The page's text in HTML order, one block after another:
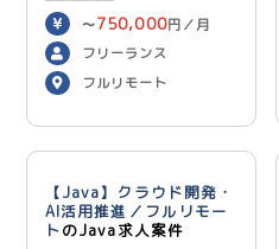
〜750,000円／月
フリーランス
フルリモート
【Java】クラウド開発・
AI活用推進／フルリモー
トのJava求人案件